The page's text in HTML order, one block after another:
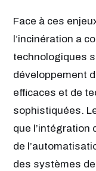
Face à ces
l’incinération a
technologiques
développement
efficaces et de
sophistiquées.
que l’intégration
de
des systèmes